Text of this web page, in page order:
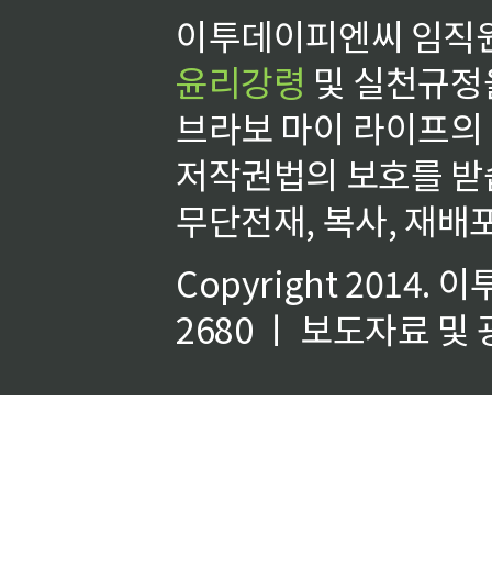
이투데이피엔씨 임
윤리강령 및 실천규
브라보 마이 라이프
저작권법의 보호를
무단전재, 복사, 재배
Copyright 2014. 이
2680 ㅣ 보도자료